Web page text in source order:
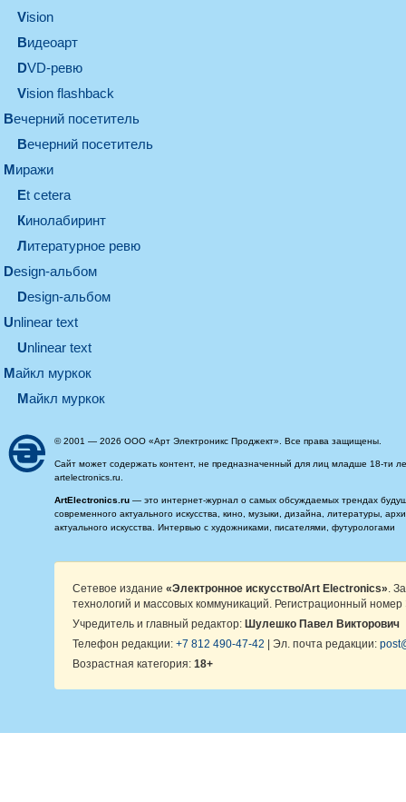
vision
видеоарт
DVD-ревю
Vision flashback
вечерний посетитель
вечерний посетитель
миражи
et cetera
кинолабиринт
литературное ревю
design-альбом
design-альбом
unlinear text
Unlinear text
майкл муркок
майкл муркок
© 2001 — 2026 ООО «Арт Электроникс Проджект». Все права защищены.
Сайт может содержать контент, не предназначенный для лиц младше 18-ти
artelectronics.ru.
ArtElectronics.ru — это интернет-журнал о самых обсуждаемых трендах
современного актуального искусства, кино, музыки, дизайна, литературы,
актуального искусства. Интервью с художниками, писателями, футурологами
Сетевое издание «Электронное искусство/Art Electronics» .
технологий и массовых коммуникаций. Регистрационный
Учредитель и главный редактор: Шулешко Павел Викторович
Телефон редакции: +7 812 490-47-42 | Эл. почта редакции:
Возрастная категория: 18+